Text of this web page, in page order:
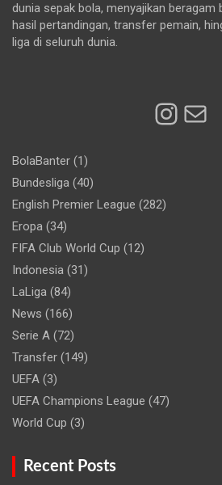
dunia sepak bola, menyajikan beragam
hasil pertandingan, transfer pemain,
liga di seluruh dunia.
Mail
BolaBanter (1)
Bundesliga (40)
English Premier League (282)
Eropa (34)
FIFA Club World Cup (12)
Indonesia (31)
LaLiga (84)
News (166)
Serie A (72)
Transfer (149)
UEFA (3)
UEFA Champions League (47)
World Cup (3)
Recent Posts